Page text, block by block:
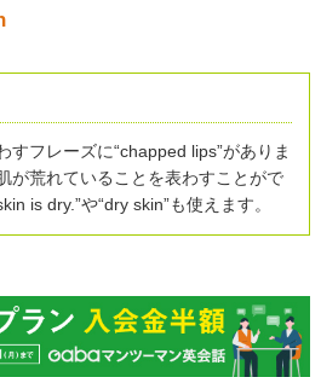
すフレーズに“chapped lips”がありま
が荒れていることを表わすことがで
is dry.”や“dry skin”も使えます。